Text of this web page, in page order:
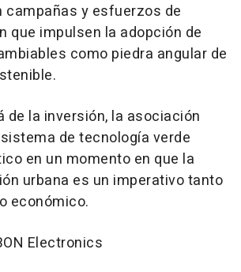
campañas y esfuerzos de
que impulsen la adopción de
como piedra angular de
de la inversión, la asociación
de tecnología verde
en un momento en que la
urbana es un imperativo tanto
económico.
Electronics